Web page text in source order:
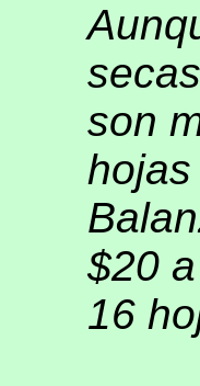
son
$20
16